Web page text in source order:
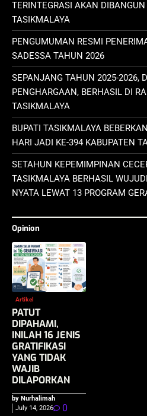
TERINTEGRASI AKAN
TASIKMALAYA
PENGUMUMAN RESMI
SADESSA TAHUN 2026
SEPANJANG TAHUN 2025-2026,
PENGHARGAAN, BERHASIL DI
TASIKMALAYA
BUPATI TASIKMALAYA
HARI JADI KE-394 KABUPATEN
SETAHUN KEPEMIMPINAN
TASIKMALAYA BERHASIL
NYATA LEWAT 13 PROGRAM
Opinion
Artikel
PATUT
DIPAHAMI,
INILAH 16 JENIS
GRATIFIKASI
YANG TIDAK
WAJIB
DILAPORKAN
by Nurhalimah
July 14, 2026
0